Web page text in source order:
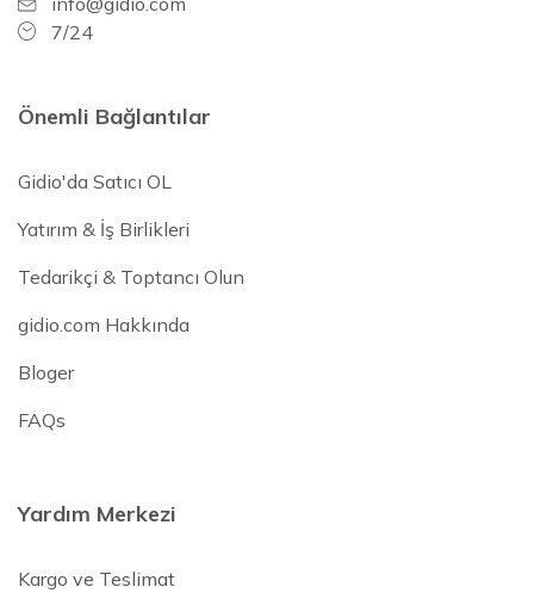
7/24
Önemli Bağlantılar
Gidio'da Satıcı OL
Yatırım & İş Birlikleri
Tedarikçi & Toptancı Olun
gidio.com Hakkında
Bloger
FAQs
Yardım Merkezi
Kargo ve Teslimat